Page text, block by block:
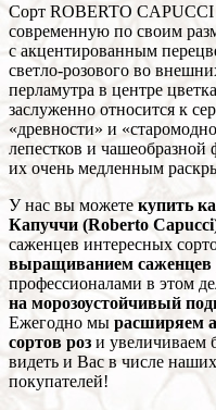
Сорт ROBERTO CAPUCCI
современную по своим
с акцентированным
светло-розового во
перламутра в центре
заслуженно относится к
«древности» и
лепестков и чашеобразной
их очень медленным
У нас вы можете купить
Капуччи (Roberto
саженцев интересных
выращиванием саженцев
профессионалами в этом
на морозоустойчивый
Ежегодно мы расширяем
сортов роз и увеличиваем
видеть и Вас в числе
покупателей!